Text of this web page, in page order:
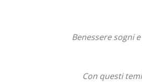
Benessere sogni
Con questi